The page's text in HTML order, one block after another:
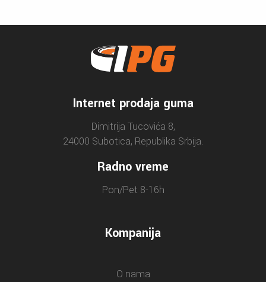
Internet prodaja guma
Dimitrija Tucovića 8,
24000 Subotica, Republika Srbija.
Radno vreme
Pon/Pet 8-16h
Kompanija
O nama